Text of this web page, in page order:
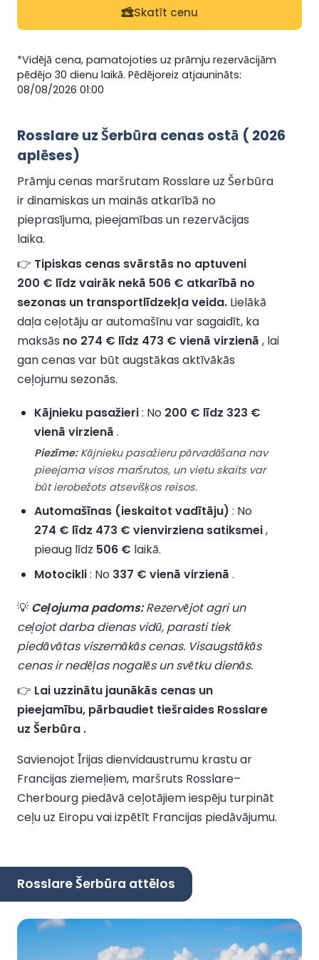
Skatīt cenu
*Vidējā cena, pamatojoties uz prāmju rezervācijām
pēdējo 30 dienu laikā. Pēdējoreiz atjaunināts:
08/08/2026 01:00
Rosslare uz Šerbūra cenas ostā ( 2026
aplēses)
Prāmju cenas maršrutam Rosslare uz Šerbūra
ir dinamiskas un mainās atkarībā no
pieprasījuma, pieejamības un rezervācijas
laika.
👉 Tipiskas cenas svārstās no aptuveni
200 € līdz vairāk nekā 506 € atkarībā no
sezonas un transportlīdzekļa veida. Lielākā
daļa ceļotāju ar automašīnu var sagaidīt, ka
maksās no 274 € līdz 473 € vienā virzienā , lai
gan cenas var būt augstākas aktīvākās
ceļojumu sezonās.
Kājnieku pasažieri: No 200 € līdz 323 €
vienā virzienā .
Piezīme:Kājnieku pasažieru pārvadāšana nav
pieejama visos maršrutos, un vietu skaits var
būt ierobežots atsevišķos reisos.
Automašīnas (ieskaitot vadītāju) : No
274 € līdz 473 € vienvirziena satiksmei,
pieaug līdz 506 € laikā.
Motocikli: No 337 € vienā virzienā .
💡 Ceļojuma padoms:Rezervējot agri un
ceļojot darba dienas vidū, parasti tiek
piedāvātas viszemākās cenas. Visaugstākās
cenas ir nedēļas nogalēs un svētku dienās.
👉 Lai uzzinātu jaunākās cenas un
pieejamību, pārbaudiet tiešraides Rosslare
uz Šerbūra .
Savienojot Īrijas dienvidaustrumu krastu ar
Francijas ziemeļiem, maršruts Rosslare–
Cherbourg piedāvā ceļotājiem iespēju turpināt
ceļu uz Eiropu vai izpētīt Francijas piedāvājumu.
Rosslare Šerbūra attēlos